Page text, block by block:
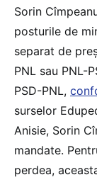
Sorin
posturile de
separat de
PNL sau PNL-
PSD-PNL,
surselor
Anisie, Sorin
mandate.
perdea,